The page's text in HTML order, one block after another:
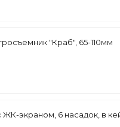
"Краб", 65-110мм
ЖК-экраном, 6 насадок, в